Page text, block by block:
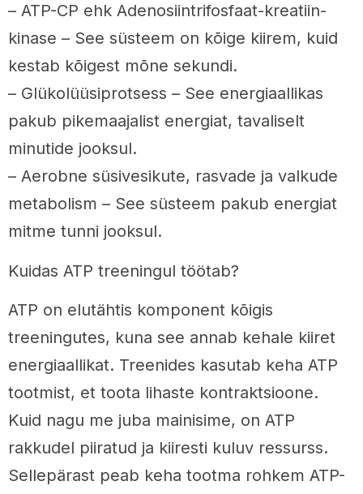
– ATP-CP ehk Adenosiintrifosfaat-kreatiin-
kinase – See süsteem on kõige kiirem, kuid
kestab kõigest mõne sekundi.
– Glükolüüsiprotsess – See energiaallikas
pakub pikemaajalist energiat, tavaliselt
minutide jooksul.
– Aerobne süsivesikute, rasvade ja valkude
metabolism – See süsteem pakub energiat
mitme tunni jooksul.
Kuidas ATP treeningul töötab?
ATP on elutähtis komponent kõigis
treeningutes, kuna see annab kehale kiiret
energiaallikat. Treenides kasutab keha ATP
tootmist, et toota lihaste kontraktsioone.
Kuid nagu me juba mainisime, on ATP
rakkudel piiratud ja kiiresti kuluv ressurss.
Sellepärast peab keha tootma rohkem ATP-